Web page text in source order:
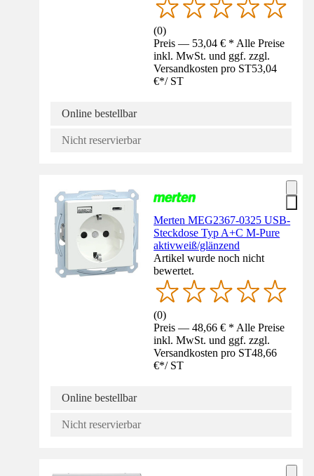
(0)
Preis — 53,04 € * Alle Preise
inkl. MwSt. und ggf. zzgl.
Versandkosten pro ST53,04
€*/ ST
Online bestellbar
Nicht reservierbar
Merten MEG2367-0325 USB-
Steckdose Typ A+C M-Pure
aktivweiß/glänzend
Artikel wurde noch nicht
bewertet.
(0)
Preis — 48,66 € * Alle Preise
inkl. MwSt. und ggf. zzgl.
Versandkosten pro ST48,66
€*/ ST
Online bestellbar
Nicht reservierbar